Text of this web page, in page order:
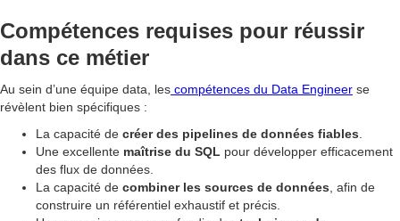
Compétences requises pour réussir
dans ce métier
Au sein d’une équipe data, les compétences du Data Engineer se
révèlent bien spécifiques :
La capacité de créer des pipelines de données fiables
Une excellente maîtrise du SQL pour développer efficacement
des flux de données.
La capacité de combiner les sources de données , afin de
construire un référentiel exhaustif et précis.